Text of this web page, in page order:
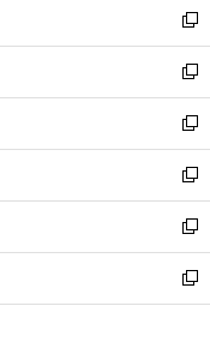
で
開
く
ド
ウ
で
開
く
ィ
ン
ド
ウ
で
開
く
い
ウ
ィ
ン
ド
ウ
で
開
く
新
し
い
ウ
ィ
ン
ド
ウ
で
開
く
新
し
い
ウ
ィ
ン
ド
ウ
で
開
新
し
い
ウ
ィ
ン
ド
ウ
新
し
い
ウ
ィ
ン
新
し
い
ウ
新
し